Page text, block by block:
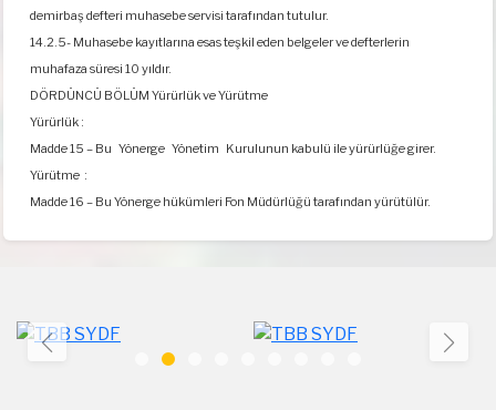
demirbaş defteri muhasebe servisi tarafından tutulur.
14.2.5- Muhasebe kayıtlarına esas teşkil eden belgeler ve defterlerin
muhafaza süresi 10 yıldır.
DÖRDÜNCÜ BÖLÜM Yürürlük ve Yürütme
Yürürlük :
Madde 15 – Bu Yönerge Yönetim Kurulunun kabulü ile yürürlüğe girer.
Yürütme :
Madde 16 – Bu Yönerge hükümleri Fon Müdürlüğü tarafından yürütülür.